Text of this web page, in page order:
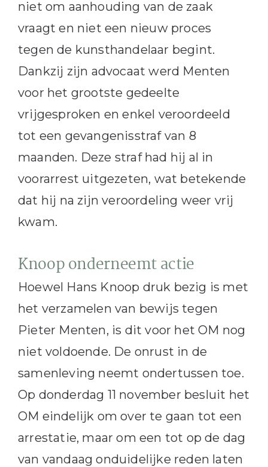
niet om aanhouding van de zaak
vraagt en niet een nieuw proces
tegen de kunsthandelaar begint.
Dankzij zijn advocaat werd Menten
voor het grootste gedeelte
vrijgesproken en enkel veroordeeld
tot een gevangenisstraf van 8
maanden. Deze straf had hij al in
voorarrest uitgezeten, wat betekende
dat hij na zijn veroordeling weer vrij
kwam.
Knoop onderneemt actie
Hoewel Hans Knoop druk bezig is met
het verzamelen van bewijs tegen
Pieter Menten, is dit voor het OM nog
niet voldoende. De onrust in de
samenleving neemt ondertussen toe.
Op donderdag 11 november besluit het
OM eindelijk om over te gaan tot een
arrestatie, maar om een tot op de dag
van vandaag onduidelijke reden laten